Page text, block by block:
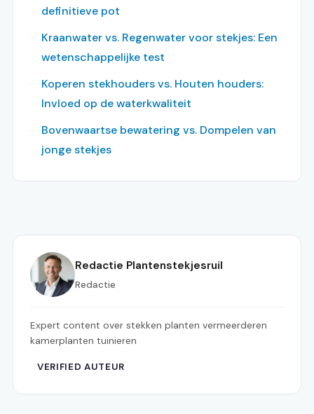
definitieve pot
Kraanwater vs. Regenwater voor stekjes: Een
wetenschappelijke test
Koperen stekhouders vs. Houten houders:
Invloed op de waterkwaliteit
Bovenwaartse bewatering vs. Dompelen van
jonge stekjes
Redactie Plantenstekjesruil
Redactie
Expert content over stekken planten vermeerderen
kamerplanten tuinieren
VERIFIED AUTEUR